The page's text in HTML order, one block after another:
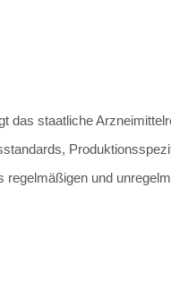
das staatliche
und